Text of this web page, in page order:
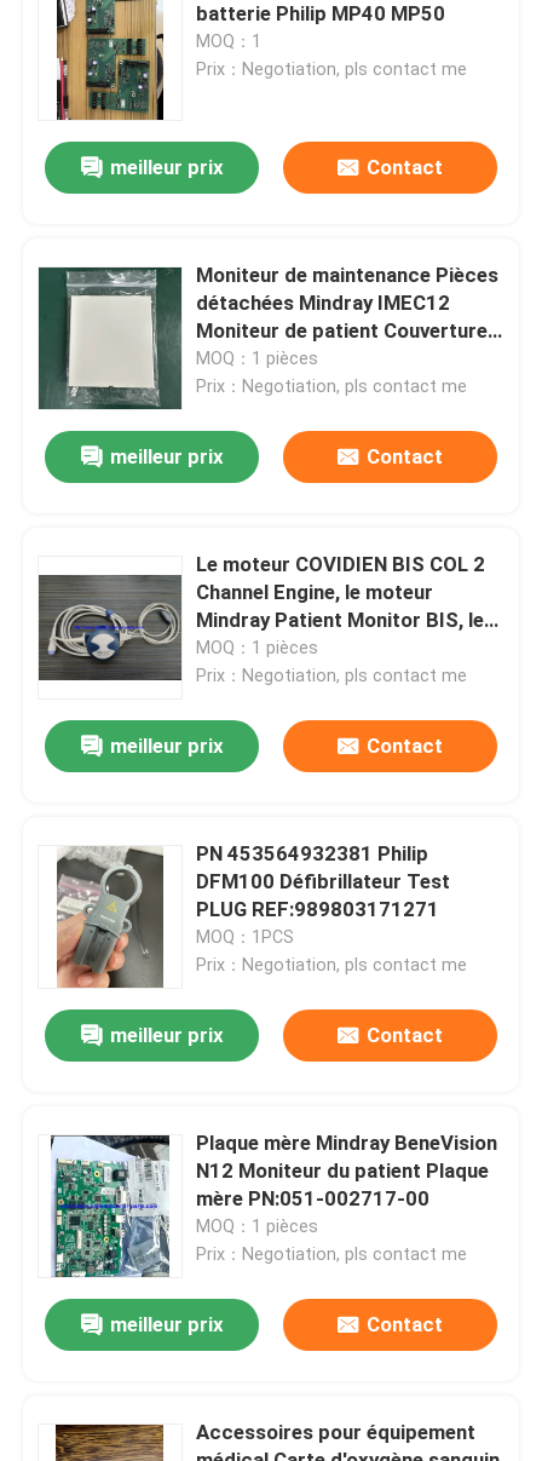
À la maison
Vidéos
À propos de nous
Visite de l'usine
Contrôle de la qualité
Nous contacter
Demandez un devis
Module de moniteur patient
batterie Philip MP40 MP50
MOQ：1
Prix：Negotiation, pls contact me
meilleur prix Contact
Moniteur de maintenance Pièces
détachées Mindray IMEC12
Moniteur de patient Couverture
latérale
MOQ：1 pièces
Prix：Negotiation, pls contact me
meilleur prix Contact
Le moteur COVIDIEN BIS COL 2
Channel Engine, le moteur
Mindray Patient Monitor BIS, le
convertisseur BIS, le processeur
BIS
MOQ：1 pièces
Prix：Negotiation, pls contact me
meilleur prix Contact
PN 453564932381 Philip
DFM100 Défibrillateur Test
PLUG REF:989803171271
MOQ：1PCS
Prix：Negotiation, pls contact me
meilleur prix Contact
Plaque mère Mindray BeneVision
N12 Moniteur du patient Plaque
mère PN:051-002717-00
MOQ：1 pièces
Prix：Negotiation, pls contact me
meilleur prix Contact
Accessoires pour équipement